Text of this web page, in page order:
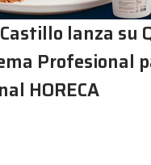
lanza su
Profesional
HORECA